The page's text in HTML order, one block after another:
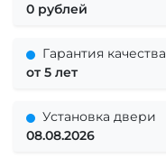
0 рублей
Гарантия качества
от 5 лет
Установка двери
08.08.2026